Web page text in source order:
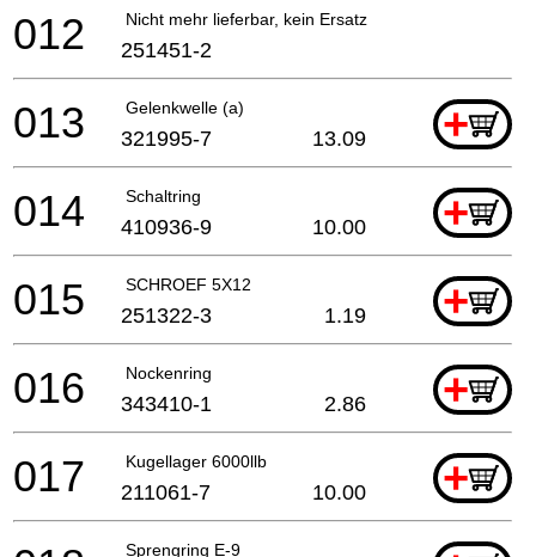
Nicht mehr lieferbar, kein Ersatz
012 251451-2
Gelenkwelle (a) +
013 321995-7 13.09
Schaltring +
014 410936-9 10.00
SCHROEF 5X12 +
015 251322-3 1.19
Nockenring +
016 343410-1 2.86
Kugellager 6000llb +
017 211061-7 10.00
Sprengring E-9